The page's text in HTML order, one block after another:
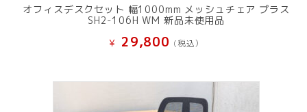
オフィスデスクセット 幅1000mm メッシュチェア プラス
SH2-106H WM 新品未使用品
¥ 29,800 (税込）